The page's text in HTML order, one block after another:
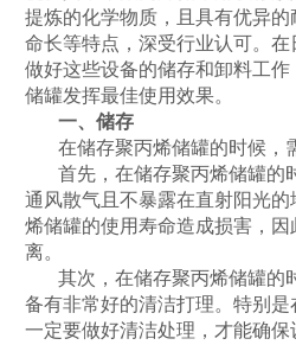
提炼的化学物质，且具有优异
命长等特点，深受行业认可。
做好这些设备的储存和卸料工
储罐发挥最佳使用效果。
一、储存
在储存聚丙烯储罐的时候，
首先，在储存聚丙烯储罐的
通风散气且不暴露在直射阳光
烯储罐的使用寿命造成损害，
离。
其次，在储存聚丙烯储罐的
备有非常好的清洁打理。特别是
一定要做好清洁处理，才能确